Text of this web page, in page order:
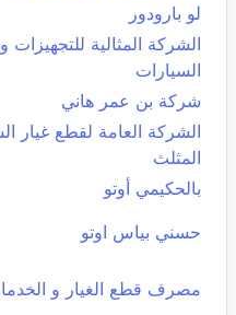
لو بارودور
الشركة المثالية للتجهيزات
السيارات
شركة بن عمر هاني
الشركة العامة لقطع غيار
المثلث
بالحكيمي أوتو
حسني بياس اوتو
مصرف قطع الغيار و